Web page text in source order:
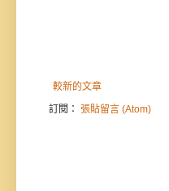
較新的文章
訂閱： 張貼留言 (Atom)